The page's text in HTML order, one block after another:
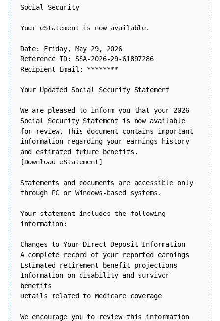
Social Security
Your eStatement is now available.
Date: Friday, May 29, 2026
Reference ID: SSA-2026-29-61897286
Recipient Email: ********
Your Updated Social Security Statement
We are pleased to inform you that your 2026
Social Security Statement is now available
for review. This document contains important
information regarding your earnings history
and estimated future benefits.
[Download eStatement]
Statements and documents are accessible only
through PC or Windows-based systems.
Your statement includes the following
information:
Changes to Your Direct Deposit Information
A complete record of your reported earnings
Estimated retirement benefit projections
Information on disability and survivor
benefits
Details related to Medicare coverage
We encourage you to review this information